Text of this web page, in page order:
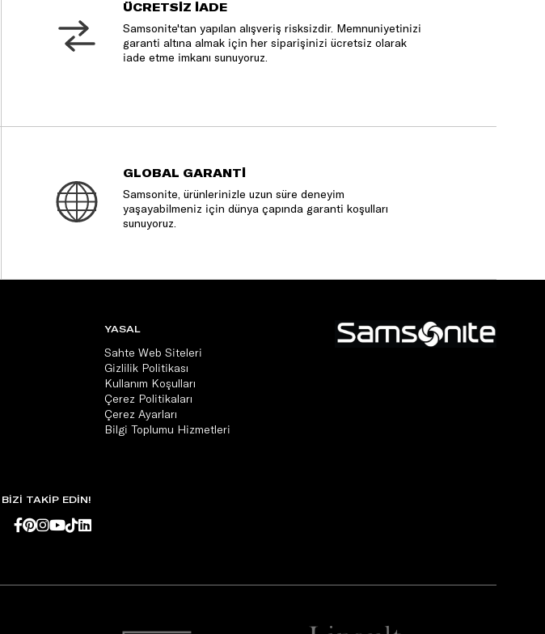
ÜCRETSİZ İADE
Samsonite'tan yapılan alışveriş risksizdir. Memnuniyetinizi
garanti altına almak için her siparişinizi ücretsiz olarak
iade etme imkanı sunuyoruz.
GLOBAL GARANTİ
Samsonite, ürünlerinizle uzun süre deneyim
yaşayabilmeniz için dünya çapında garanti koşulları
sunuyoruz.
YASAL
Sahte Web Siteleri
Gizlilik Politikası
Kullanım Koşulları
Çerez Politikaları
Çerez Ayarları
Bilgi Toplumu Hizmetleri
BİZİ TAKİP EDİN!